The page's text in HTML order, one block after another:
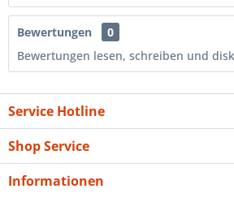
Bewertungen
0
Bewertungen lesen, schreiben und
Service Hotline
Shop Service
Informationen